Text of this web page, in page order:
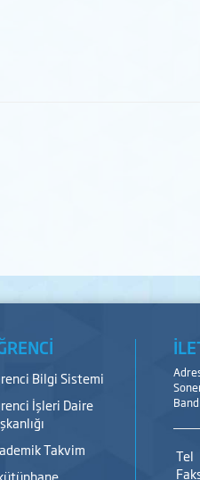
Bilgi Sistemi
İşleri Daire
Takvim
Tel